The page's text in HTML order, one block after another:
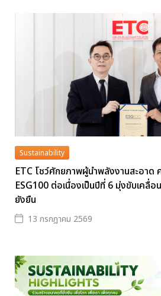
Sustainability
ETC โชว์ศักยภาพผู้นำพลังงานสะอาด
ESG100 ต่อเนื่องเป็นปีที่ 6 มุ่งขับเคลื่
ยังยืน
13 กรกฎาคม 2569